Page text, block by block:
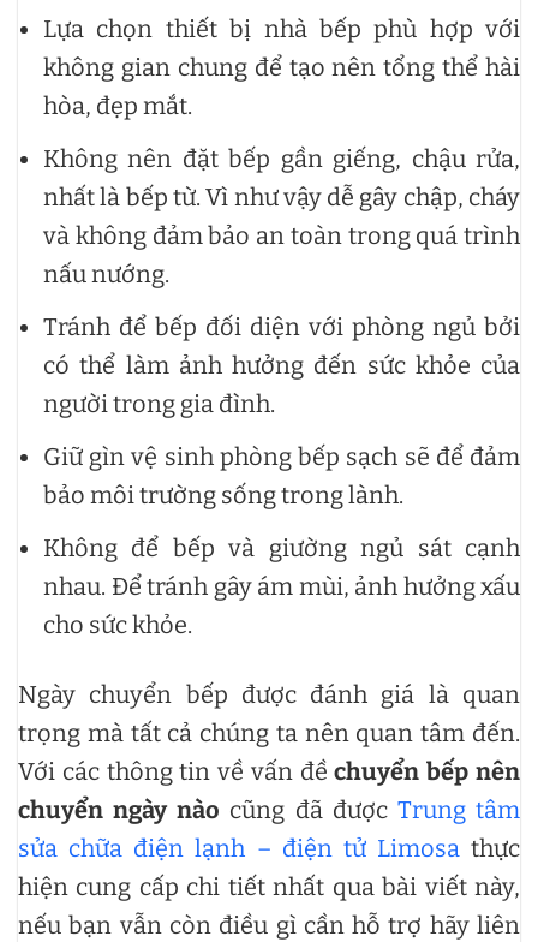
Lựa chọn thiết bị nhà bếp phù hợp với
không gian chung để tạo nên tổng thể hài
hòa, đẹp mắt.
Không nên đặt bếp gần giếng, chậu rửa,
nhất là bếp từ. Vì như vậy dễ gây chập, cháy
và không đảm bảo an toàn trong quá trình
nấu nướng.
Tránh để bếp đối diện với phòng ngủ bởi
có thể làm ảnh hưởng đến sức khỏe của
người trong gia đình.
Giữ gìn vệ sinh phòng bếp sạch sẽ để đảm
bảo môi trường sống trong lành.
Không để bếp và giường ngủ sát cạnh
nhau. Để tránh gây ám mùi, ảnh hưởng xấu
cho sức khỏe.
Ngày chuyển bếp được đánh giá là quan
trọng mà tất cả chúng ta nên quan tâm đến.
Với các thông tin về vấn đềchuyển bếp nên
chuyển ngày nào cũng đã được Trung tâm
sửa chữa điện lạnh – điện tử Limosathực
hiện cung cấp chi tiết nhất qua bài viết này,
nếu bạn vẫn còn điều gì cần hỗ trợ hãy liên